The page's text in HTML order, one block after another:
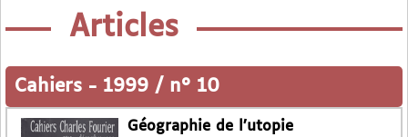
Articles
Cahiers - 1999 / n° 10
Géographie de l’utopie